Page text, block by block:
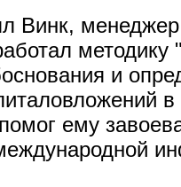
Винк,
методику
и
ему